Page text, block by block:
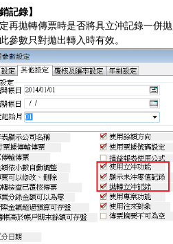
記錄】
再拋轉傳票時是否將具立沖記錄一併
參數只對拋出轉入時有效。